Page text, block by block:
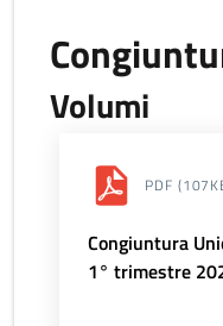
Volumi
PDF
Congiuntura
1° trimestre